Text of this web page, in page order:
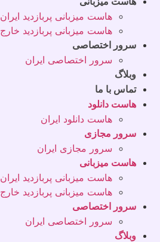
هاست میزبانی پربازدید ایران
هاست میزبانی پربازدید خارج
سرور اختصاصی
سرور اختصاصی ایران
وبلاگ
تماس با ما
هاست دانلود
هاست دانلود ایران
سرور مجازی
سرور مجازی ایران
هاست میزبانی
هاست میزبانی پربازدید ایران
هاست میزبانی پربازدید خارج
سرور اختصاصی
سرور اختصاصی ایران
وبلاگ